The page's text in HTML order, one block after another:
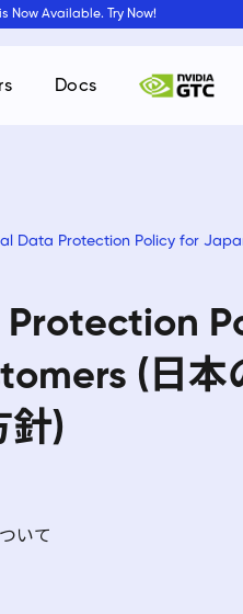
Now Available. Try Now!
Docs
Data Protection Policy for
(日本
針)
いて